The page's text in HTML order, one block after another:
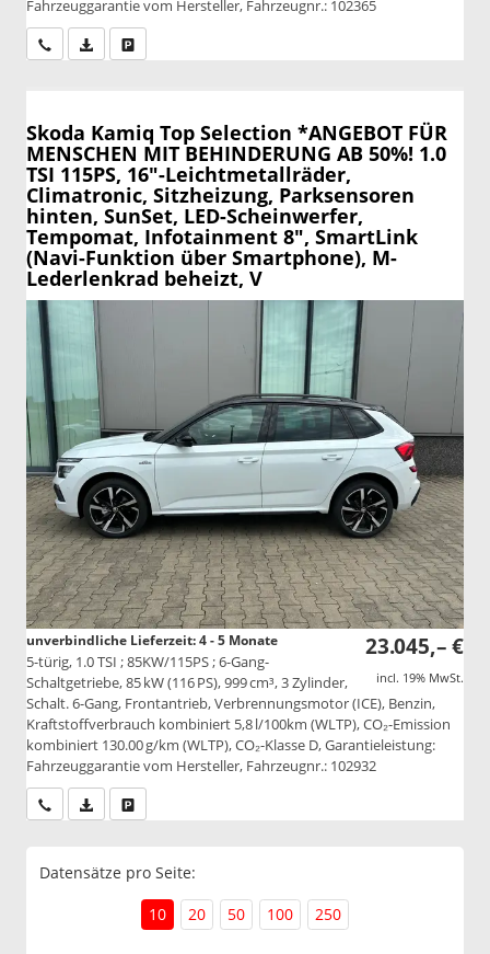
Fahrzeuggarantie vom Hersteller, Fahrzeugnr.: 102365
Wir rufen Sie anPDF-Datei, Fahrzeugexposé drucken
Skoda Kamiq Top Selection *ANGEBOT FÜR
MENSCHEN MIT BEHINDERUNG AB 50%! 1.0
TSI 115PS, 16"-Leichtmetallräder,
Climatronic, Sitzheizung, Parksensoren
hinten, SunSet, LED-Scheinwerfer,
Tempomat, Infotainment 8", SmartLink
(Navi-Funktion über Smartphone), M-
Lederlenkrad beheizt, V
23.045,– €
incl. 19% MwSt.
unverbindliche Lieferzeit: 4 - 5 Monate
5-türig, 1.0 TSI ; 85KW/115PS ; 6-Gang-
Schaltgetriebe, 85 kW (116 PS), 999 cm³, 3 Zylinder,
Schalt. 6-Gang, Frontantrieb, Verbrennungsmotor (ICE), Benzin,
Kraftstoffverbrauch kombiniert 5,8 l/100km (WLTP), CO₂-Emission
kombiniert 130.00 g/km (WLTP), CO₂-Klasse D, Garantieleistung:
Fahrzeuggarantie vom Hersteller, Fahrzeugnr.: 102932
Wir rufen Sie anPDF-Datei, Fahrzeugexposé drucken
Datensätze pro Seite:
10
20 50 100 250